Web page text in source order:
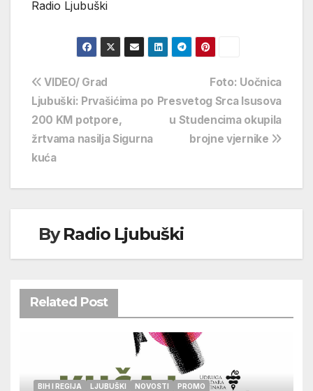
Radio Ljubuški
Navigacija
objava
Foto: Uočnica
Presvetog Srca Isusova
u Studencima okupila
brojne vjernike
VIDEO/ Grad
Ljubuški: Prvašićima po
200 KM potpore,
žrtvama nasilja Sigurna
kuća
ByRadio Ljubuški
Related Post
BIH I REGIJA LJUBUŠKI NOVOSTI PROMO